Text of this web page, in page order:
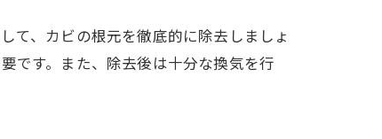
て、カビの根元を徹底的に除去しましょ
です。また、除去後は十分な換気を行